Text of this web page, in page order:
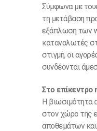
Σύμφωνα με
τη μετάβαση
εξάπλωση των
καταναλωτές
στιγμή, οι
συνδέονται
Στο επίκεντρο
Η βιωσιμότητα
στον χώρο της
αποθεμάτων